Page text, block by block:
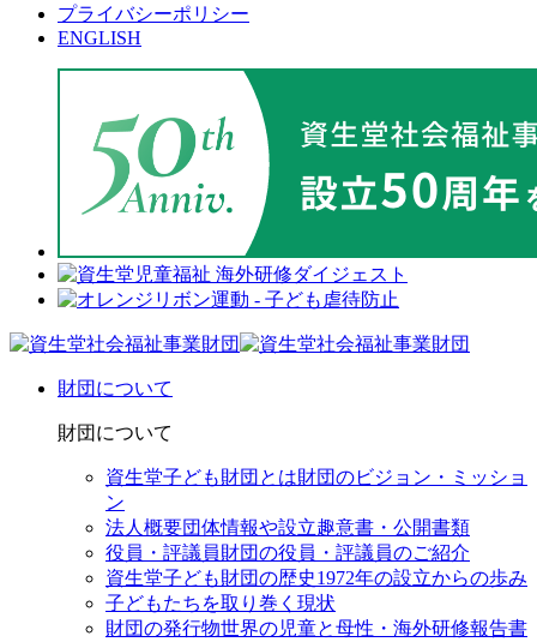
プライバシーポリシー
ENGLISH
財団について
財団について
資生堂子ども財団とは財団のビジョン・ミッショ
ン
法人概要団体情報や設立趣意書・公開書類
役員・評議員財団の役員・評議員のご紹介
資生堂子ども財団の歴史1972年の設立からの歩み
子どもたちを取り巻く現状
財団の発行物世界の児童と母性・海外研修報告書